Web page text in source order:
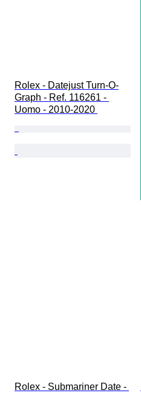
Rolex - Datejust Turn-O-
Graph - Ref. 116261 -
Uomo - 2010-2020
Rolex - Submariner Date -